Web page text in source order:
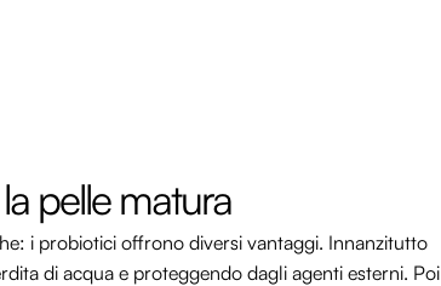
pelle matura
i probiotici offrono diversi vantaggi. Innanzitutto
di acqua e proteggendo dagli agenti esterni. Poi